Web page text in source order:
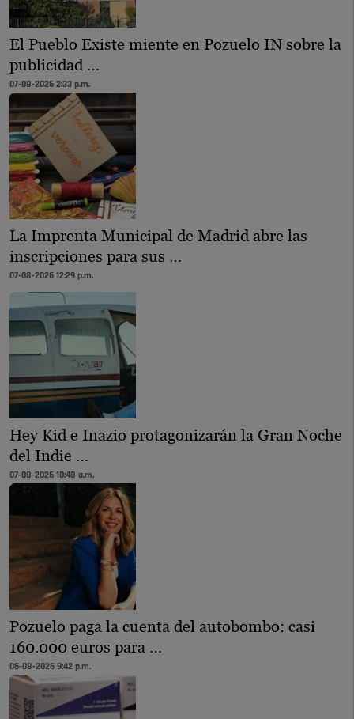
El Pueblo Existe miente en Pozuelo IN sobre la
publicidad …
07-08-2026 2:33 p.m.
La Imprenta Municipal de Madrid abre las
inscripciones para sus …
07-08-2026 12:29 p.m.
Hey Kid e Inazio protagonizarán la Gran Noche
del Indie …
07-08-2026 10:48 a.m.
Pozuelo paga la cuenta del autobombo: casi
160.000 euros para …
06-08-2026 9:42 p.m.